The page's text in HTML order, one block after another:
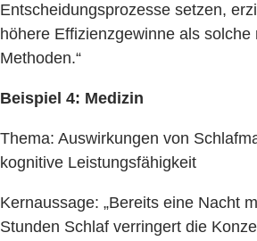
Entscheidungsprozesse setzen,
höhere Effizienzgewinne als solche
Methoden.“
Beispiel 4: Medizin
Thema: Auswirkungen von
kognitive Leistungsfähigkeit
Kernaussage: „Bereits eine Nacht
Stunden Schlaf verringert die